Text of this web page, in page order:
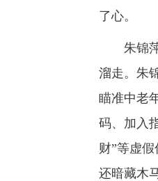
了心。
朱锦萍
溜走。朱
瞄准中老
码、加入
财”等虚
还暗藏木